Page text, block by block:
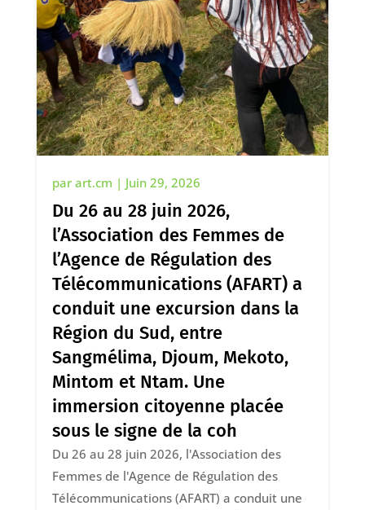
Du 26 au 28 juin 2026,
l’Association des Femmes de
l’Agence de Régulation des
Télécommunications (AFART) a
conduit une excursion dans la
Région du Sud, entre
Sangmélima, Djoum, Mekoto,
Mintom et Ntam. Une
immersion citoyenne placée
sous le signe de la coh
par art.cm | Juin 29, 2026
Du 26 au 28 juin 2026, l'Association des
Femmes de l'Agence de Régulation des
Télécommunications (AFART) a conduit une